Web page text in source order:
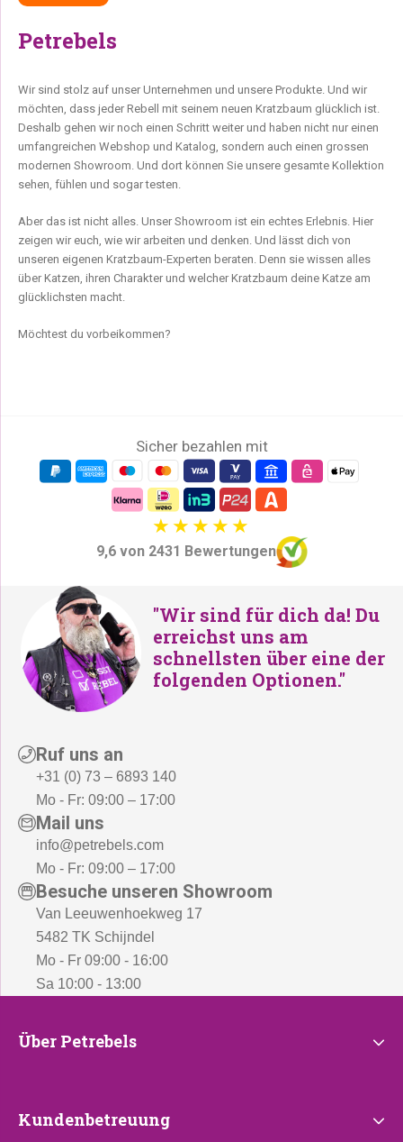
Petrebels
Wir sind stolz auf unser Unternehmen und unsere Produkte. Und wir
möchten, dass jeder Rebell mit seinem neuen Kratzbaum glücklich ist.
Deshalb gehen wir noch einen Schritt weiter und haben nicht nur einen
umfangreichen Webshop und Katalog, sondern auch einen grossen
modernen Showroom. Und dort können Sie unsere gesamte Kollektion
sehen, fühlen und sogar testen.
Aber das ist nicht alles. Unser Showroom ist ein echtes Erlebnis. Hier
zeigen wir euch, wie wir arbeiten und denken. Und lässt dich von
unseren eigenen Kratzbaum-Experten beraten. Denn sie wissen alles
über Katzen, ihren Charakter und welcher Kratzbaum deine Katze am
glücklichsten macht.
Möchtest du vorbeikommen?
Sicher bezahlen mit
9,6 von 2431 Bewertungen
"Wir sind für dich da! Du
erreichst uns am
schnellsten über eine der
folgenden Optionen."
Ruf uns an
+31 (0) 73 – 6893 140
Mo - Fr: 09:00 – 17:00
Mail uns
info@petrebels.com
Mo - Fr: 09:00 – 17:00
Besuche unseren Showroom
Van Leeuwenhoekweg 17
5482 TK Schijndel
Mo - Fr 09:00 - 16:00
Sa 10:00 - 13:00
Über
Über Petrebels
Kundenbetreuung
Kundenbetreuung